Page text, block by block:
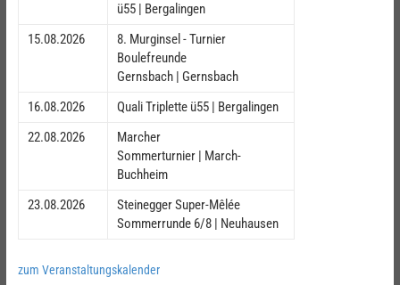
ü55 | Bergalingen
15.08.2026
8. Murginsel - Turnier
Boulefreunde
Gernsbach | Gernsbach
16.08.2026
Quali Triplette ü55 | Bergalingen
22.08.2026
Marcher
Sommerturnier | March-
Buchheim
23.08.2026
Steinegger Super-Mêlée
Sommerrunde 6/8 | Neuhausen
zum Veranstaltungskalender